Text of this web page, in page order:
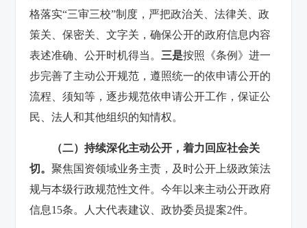
格落实“三审三校”制度，严把政治关、法律关、政
策关、保密关、文字关，确保公开的政府信息内容
表述准确、公开时机得当。 三是按照《条例》进一
步完善了主动公开规范，遵照统一的依申请公开的
流程、须知等，逐步规范依申请公开工作，保证公
民、法人和其他组织的知情权。
（二）持续深化主动公开，着力回应社会关
切。聚焦国资领域业务主责，及时公开上级政策法
规与本级行政规范性文件。今年以来主动公开政府
信息15条。人大代表建议、政协委员提案2件。